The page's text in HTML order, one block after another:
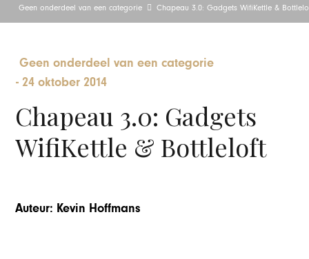
Geen onderdeel van een categorie Chapeau 3.0: Gadgets WifiKettle &
Geen onderdeel van een categorie
-24 oktober 2014
Chapeau 3.0: Gadgets
WifiKettle & Bottleloft
Auteur: Kevin Hoffmans